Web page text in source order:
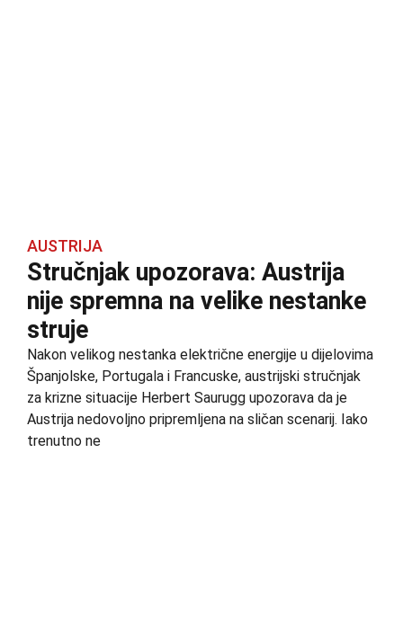
AUSTRIJA
Stručnjak upozorava: Austrija
nije spremna na velike nestanke
struje
Nakon velikog nestanka električne energije u dijelovima
Španjolske, Portugala i Francuske, austrijski stručnjak
za krizne situacije Herbert Saurugg upozorava da je
Austrija nedovoljno pripremljena na sličan scenarij. Iako
trenutno ne